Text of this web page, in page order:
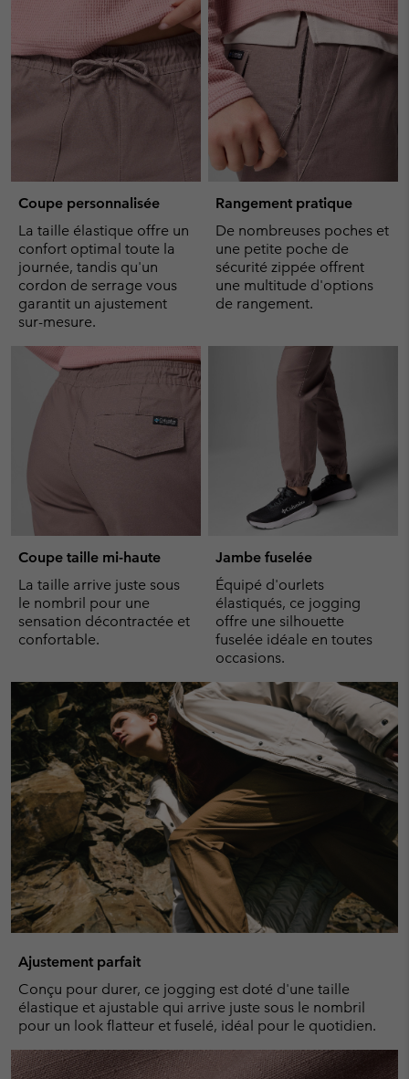
Coupe personnalisée
La taille élastique offre un
confort optimal toute la
journée, tandis qu'un
cordon de serrage vous
garantit un ajustement
sur-mesure.
Rangement pratique
De nombreuses poches et
une petite poche de
sécurité zippée offrent
une multitude d'options
de rangement.
Coupe taille mi-haute
La taille arrive juste sous
le nombril pour une
sensation décontractée et
confortable.
Jambe fuselée
Équipé d'ourlets
élastiqués, ce jogging
offre une silhouette
fuselée idéale en toutes
occasions.
Ajustement parfait
Conçu pour durer, ce jogging est doté d'une taille
élastique et ajustable qui arrive juste sous le nombril
pour un look flatteur et fuselé, idéal pour le quotidien.